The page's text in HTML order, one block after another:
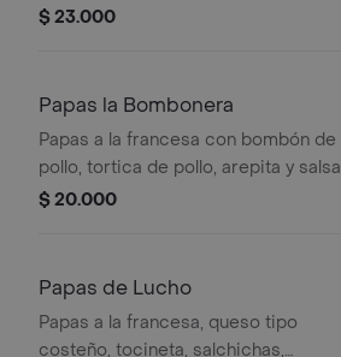
salsa de la casa.
$ 23.000
Papas la Bombonera
Papas a la francesa con bombón de
pollo, tortica de pollo, arepita y salsa
de la casa.
$ 20.000
Papas de Lucho
Papas a la francesa, queso tipo
costeño, tocineta, salchichas,